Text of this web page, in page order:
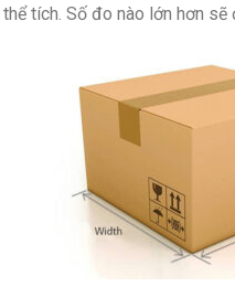
tích. Số đo nào lớn hơn